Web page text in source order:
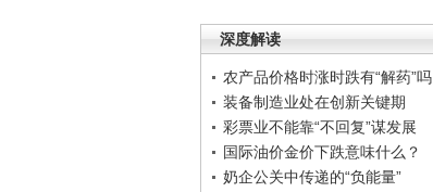
深度解读
农产品价格时涨时跌有“解药”吗
装备制造业处在创新关键期
彩票业不能靠“不回复”谋发展
国际油价金价下跌意味什么？
奶企公关中传递的“负能量”